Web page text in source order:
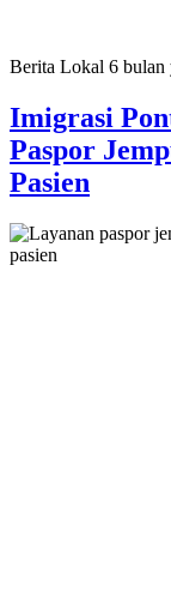
Berita Lokal 6 bulan
Imigrasi
Paspor
Pasien